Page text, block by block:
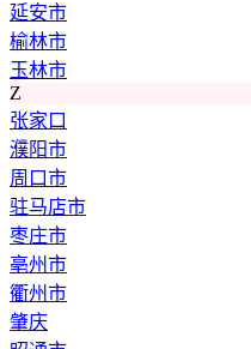
延安市
榆林市
玉林市
Z
张家口
濮阳市
周口市
驻马店市
枣庄市
亳州市
衢州市
肇庆